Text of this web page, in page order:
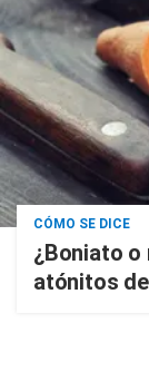
CÓMO SE DICE
¿Boniato o
atónitos